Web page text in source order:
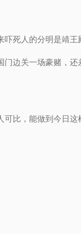
死人的分明是靖王
边关一场豪赌，还
比，能做到今日